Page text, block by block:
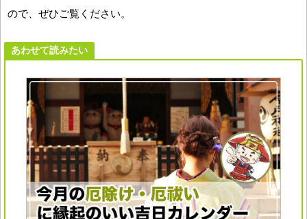
ので、ぜひご覧ください。
あわせて読みたい